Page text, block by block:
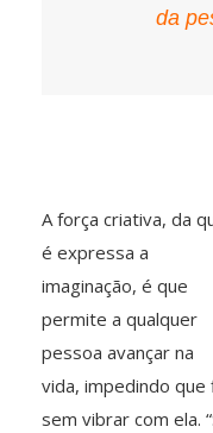
da
A força criativa, da
é expressa a
imaginação, é que
permite a qualquer
pessoa avançar na
vida, impedindo
sem vibrar com ela.